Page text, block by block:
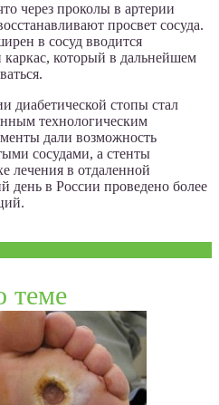
через проколы в артерии
просвет сосуда.
в сосуд вводится
который в дальнейшем
диабетической стопы стал
технологическим
дали возможность
сосудами, а стенты
лечения в отдаленной
день в России проведено более
теме